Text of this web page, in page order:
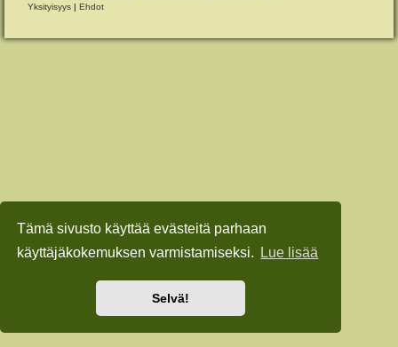
Tämä sivusto käyttää evästeitä parhaan
käyttäjäkokemuksen varmistamiseksi.
Lue lisää
Selvä!
Yksityisyys | Ehdot